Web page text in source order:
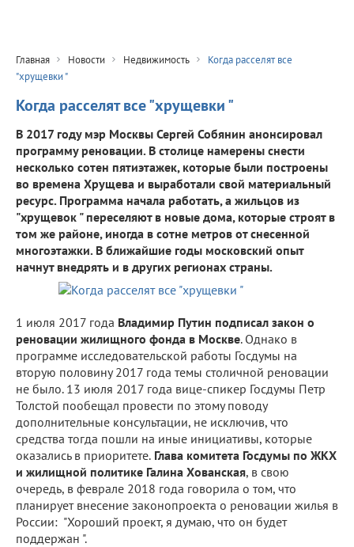
Главная Новости Недвижимость
Когда расселят все
"хрущевки "
Когда расселят все "хрущевки "
В 2017 году мэр Москвы Сергей Собянин анонсировал
программу реновации. В столице намерены снести
несколько сотен пятиэтажек, которые были построены
во времена Хрущева и выработали свой материальный
ресурс. Программа начала работать, а жильцов из
"хрущевок " переселяют в новые дома, которые строят в
том же районе, иногда в сотне метров от снесенной
многоэтажки. В ближайшие годы московский опыт
начнут внедрять и в других регионах страны.
1 июля 2017 года Владимир Путин подписал закон о
реновации жилищного фонда в Москве. Однако в
программе исследовательской работы Госдумы на
вторую половину 2017 года темы столичной реновации
не было. 13 июля 2017 года вице-спикер Госдумы Петр
Толстой пообещал провести по этому поводу
дополнительные консультации, не исключив, что
средства тогда пошли на иные инициативы, которые
оказались в приоритете. Глава комитета Госдумы по ЖКХ
и жилищной политике Галина Хованская, в свою
очередь, в феврале 2018 года говорила о том, что
планирует внесение законопроекта о реновации жилья в
России: "Хороший проект, я думаю, что он будет
поддержан ".